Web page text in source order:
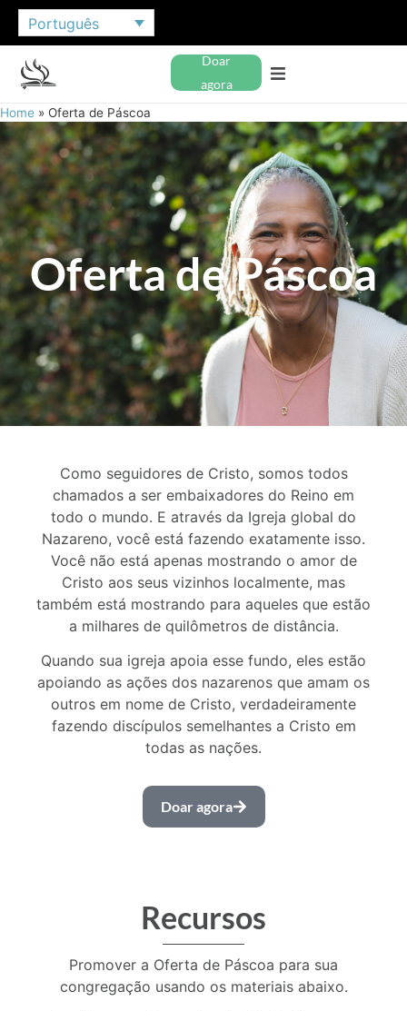
Português
Doar
agora
Home » Oferta de Páscoa
Oferta de Páscoa
Como seguidores de Cristo, somos todos
chamados a ser embaixadores do Reino em
todo o mundo. E através da Igreja global do
Nazareno, você está fazendo exatamente isso.
Você não está apenas mostrando o amor de
Cristo aos seus vizinhos localmente, mas
também está mostrando para aqueles que estão
a milhares de quilômetros de distância.
Quando sua igreja apoia esse fundo, eles estão
apoiando as ações dos nazarenos que amam os
outros em nome de Cristo, verdadeiramente
fazendo discípulos semelhantes a Cristo em
todas as nações.
Doar agora
Recursos
Promover a Oferta de Páscoa para sua
congregação usando os materiais abaixo.